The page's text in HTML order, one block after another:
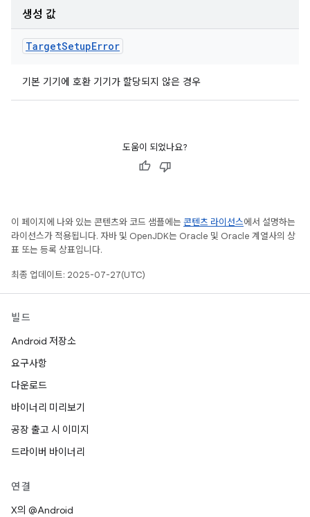
생성 값
TargetSetupError
기본 기기에 호환 기기가 할당되지 않은 경우
도움이 되었나요?
이 페이지에 나와 있는 콘텐츠와 코드 샘플에는 콘텐츠 라이선스에서 설명하는
라이선스가 적용됩니다. 자바 및 OpenJDK는 Oracle 및 Oracle 계열사의 상
표 또는 등록 상표입니다.
최종 업데이트: 2025-07-27(UTC)
빌드
Android 저장소
요구사항
다운로드
바이너리 미리보기
공장 출고 시 이미지
드라이버 바이너리
연결
X의 @Android